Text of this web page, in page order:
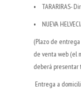
• TARARIRAS-
• NUEVA
(Plazo de
de venta web (el
deberá presentar
Entrega a